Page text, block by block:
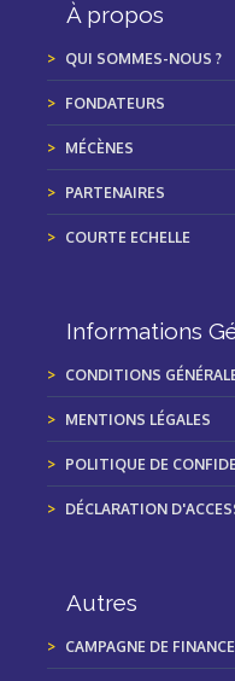
À propos
QUI SOMMES-NOUS ?
FONDATEURS
MÉCÈNES
PARTENAIRES
COURTE ECHELLE
Informations
CONDITIONS
MENTIONS LÉGALES
POLITIQUE DE
DÉCLARATION
Autres
CAMPAGNE DE